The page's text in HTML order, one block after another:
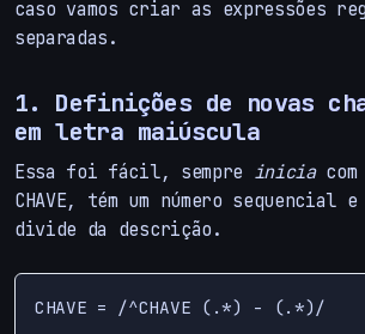
caso vamos criar as expressões
separadas.
1. Definições de novas
em letra maiúscula
Essa foi fácil, sempre iniciacom
CHAVE, tém um número sequencial
divide da descrição.